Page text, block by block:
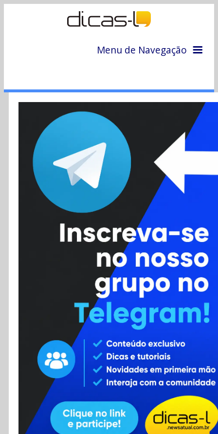
Menu de Navegação
Colunas
Colaboradores
Cursos
Enviar Dica
Contato
RSS